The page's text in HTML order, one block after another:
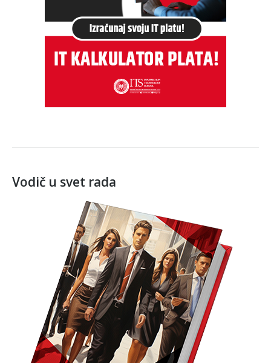
Vodič u svet rada